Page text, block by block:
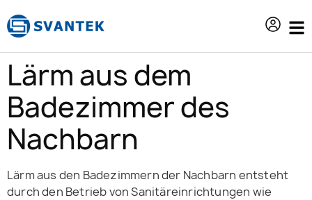
springen
Lärm aus dem
Badezimmer des
Nachbarn
Lärm aus den Badezimmern der Nachbarn entsteht
durch den Betrieb von Sanitäreinrichtungen wie